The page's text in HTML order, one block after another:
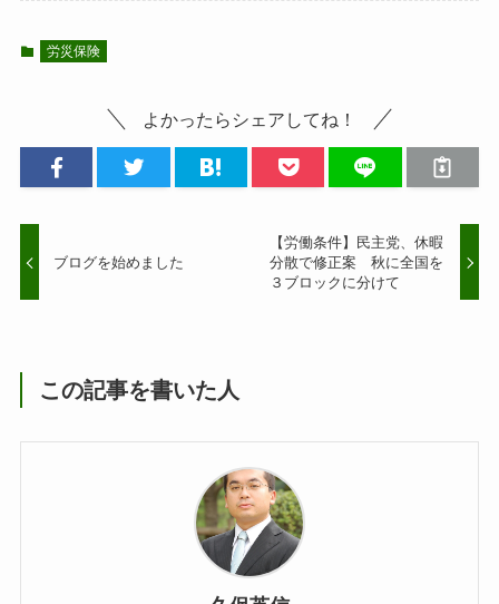
労災保険
よかったらシェアしてね！
ブログを始めました
【労働条件】民主党、休暇
分散で修正案 秋に全国を
３ブロックに分けて
この記事を書いた人